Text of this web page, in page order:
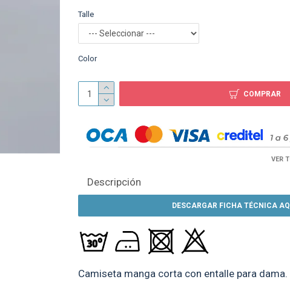
Talle
Color
COMPRAR
Descripción
DESCARGAR FICHA TÉCNICA
Camiseta manga corta con entalle para
VER